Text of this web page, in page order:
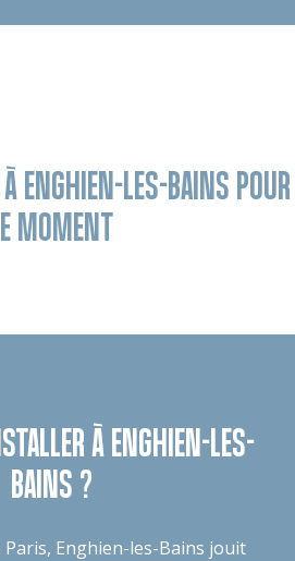
À ENGHIEN-LES-BAINS POUR
MOMENT
À ENGHIEN-LES-
BAINS ?
Enghien-les-Bains jouit